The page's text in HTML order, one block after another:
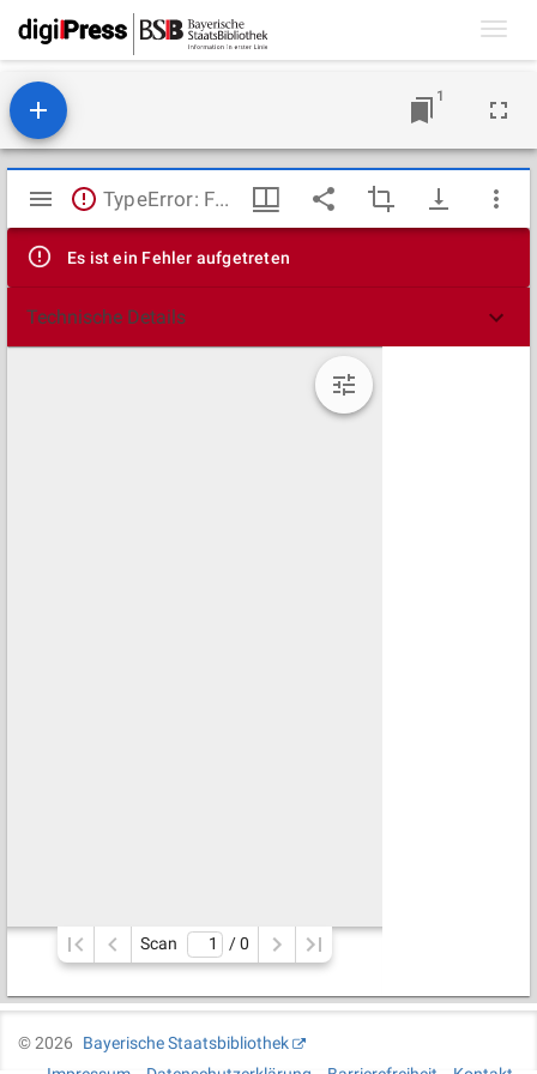
1
Mirador
Viewer
TypeError: Failed to fetch
Es ist ein Fehler aufgetreten
Technische Details
Scan / 0
©2026
Bayerische Staatsbibliothek